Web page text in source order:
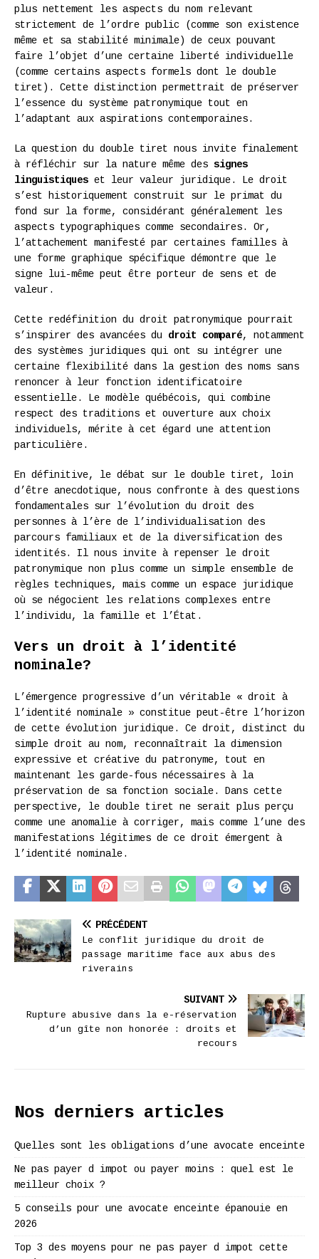
plus nettement les aspects du nom relevant
strictement de l’ordre public (comme son existence
même et sa stabilité minimale) de ceux pouvant
faire l’objet d’une certaine liberté individuelle
(comme certains aspects formels dont le double
tiret). Cette distinction permettrait de préserver
l’essence du système patronymique tout en
l’adaptant aux aspirations contemporaines.
La question du double tiret nous invite finalement
à réfléchir sur la nature même des signes
linguistiques et leur valeur juridique. Le droit
s’est historiquement construit sur le primat du
fond sur la forme, considérant généralement les
aspects typographiques comme secondaires. Or,
l’attachement manifesté par certaines familles à
une forme graphique spécifique démontre que le
signe lui-même peut être porteur de sens et de
valeur.
Cette redéfinition du droit patronymique pourrait
s’inspirer des avancées du droit comparé, notamment
des systèmes juridiques qui ont su intégrer une
certaine flexibilité dans la gestion des noms sans
renoncer à leur fonction identificatoire
essentielle. Le modèle québécois, qui combine
respect des traditions et ouverture aux choix
individuels, mérite à cet égard une attention
particulière.
En définitive, le débat sur le double tiret, loin
d’être anecdotique, nous confronte à des questions
fondamentales sur l’évolution du droit des
personnes à l’ère de l’individualisation des
parcours familiaux et de la diversification des
identités. Il nous invite à repenser le droit
patronymique non plus comme un simple ensemble de
règles techniques, mais comme un espace juridique
où se négocient les relations complexes entre
l’individu, la famille et l’État.
Vers un droit à l’identité
nominale?
L’émergence progressive d’un véritable « droit à
l’identité nominale » constitue peut-être l’horizon
de cette évolution juridique. Ce droit, distinct du
simple droit au nom, reconnaîtrait la dimension
expressive et créative du patronyme, tout en
maintenant les garde-fous nécessaires à la
préservation de sa fonction sociale. Dans cette
perspective, le double tiret ne serait plus perçu
comme une anomalie à corriger, mais comme l’une des
manifestations légitimes de ce droit émergent à
l’identité nominale.
PRÉCÉDENT
Le conflit juridique du droit de
passage maritime face aux abus des
riverains
SUIVANT
Rupture abusive dans la e-réservation
d’un gîte non honorée : droits et
recours
Nos derniers articles
Quelles sont les obligations d’une avocate enceinte
Ne pas payer d impot ou payer moins : quel est le
meilleur choix ?
5 conseils pour une avocate enceinte épanouie en
2026
Top 3 des moyens pour ne pas payer d impot cette